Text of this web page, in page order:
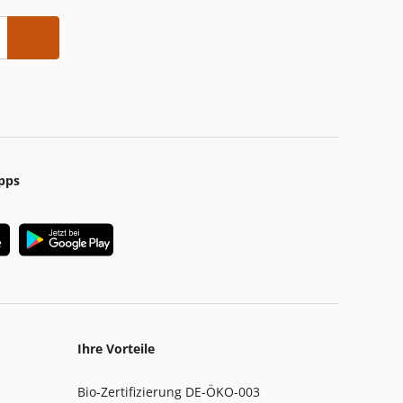
Ihre Vorteile
Bio-Zertifizierung DE-ÖKO-003